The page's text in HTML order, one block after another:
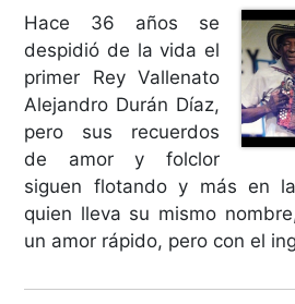
Hace 36 años se
despidió de la vida el
primer Rey Vallenato
Alejandro Durán Díaz,
pero sus recuerdos
de amor y folclor
siguen flotando y más en
quien lleva su mismo
un amor rápido, pero con el